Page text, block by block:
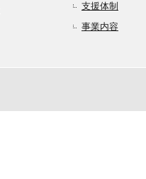
支援体制
事業内容